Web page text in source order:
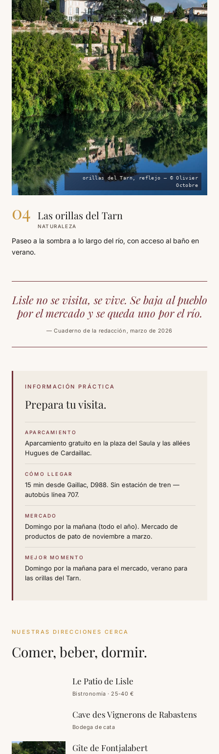
orillas del Tarn, reflejo — © Olivier
Octobre
04
NATURALEZA
Las orillas del Tarn
Paseo a la sombra a lo largo del río, con acceso al baño en
verano.
Lisle no se visita, se vive. Se baja al pueblo
por el mercado y se queda uno por el río.
— Cuaderno de la redacción, marzo de 2026
INFORMACIÓN PRÁCTICA
Prepara tu visita.
APARCAMIENTO
Aparcamiento gratuito en la plaza del Saula y las allées
Hugues de Cardaillac.
CÓMO LLEGAR
15 min desde Gaillac, D988. Sin estación de tren —
autobús línea 707.
MERCADO
Domingo por la mañana (todo el año). Mercado de
productos de pato de noviembre a marzo.
MEJOR MOMENTO
Domingo por la mañana para el mercado, verano para
las orillas del Tarn.
NUESTRAS DIRECCIONES CERCA
Comer, beber, dormir.
terraza,
plaza
Le Patio de Lisle
Bistronomía · 25-40 €
Cave des Vignerons de Rabastens
Bodega de cata
Gîte de Fontjalabert